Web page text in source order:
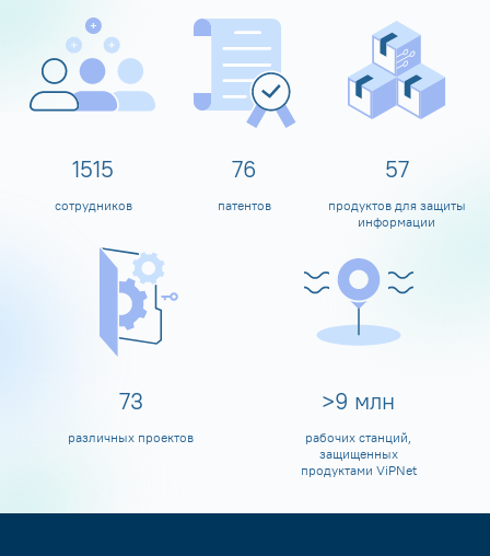
1600
сотрудников
80
патентов
60
продуктов для защиты
информации
80
различных проектов
>10 млн
рабочих станций,
защищенных
продуктами ViPNet